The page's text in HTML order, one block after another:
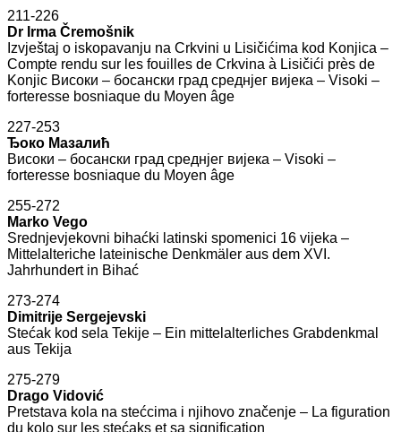
211-226
Dr Irma Čremošnik
Izvještaj o iskopavanju na Crkvini u Lisičićima kod Konjica –
Compte rendu sur les fouilles de Crkvina à Lisičići près de
Konjic Високи – босански град среднјег вијека – Visoki –
forteresse bosniaque du Moyen âge
227-253
Ђоко Мазалић
Високи – босански град среднјег вијека – Visoki –
forteresse bosniaque du Moyen âge
255-272
Marko Vego
Srednjevjekovni bihaćki latinski spomenici 16 vijeka –
Mittelalteriche lateinische Denkmäler aus dem XVI.
Jahrhundert in Bihać
273-274
Dimitrije Sergejevski
Stećak kod sela Tekije – Ein mittelalterliches Grabdenkmal
aus Tekija
275-279
Drago Vidović
Pretstava kola na stećcima i njihovo značenje – La figuration
du kolo sur les stećaks et sa signification